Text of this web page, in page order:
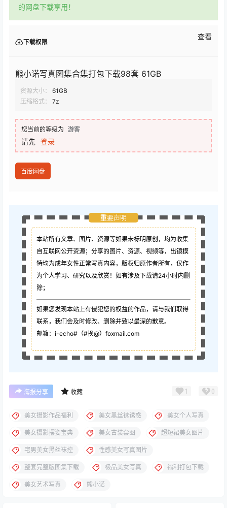
的网盘下载享用！
下载权限
查看
熊小诺写真图集合集打包下载98套 61GB
资源大小：
61GB
压缩格式：
7z
您当前的等级为 游客
请先 登录
百度网盘
重要声明
本站所有文章、图片、资源等如果未标明原创，均为收集
自互联网公开资源； 分享的图片、资源、视频等，出镜模
特均为成年女性正常写真内容，版权归原作者所有，仅作
为个人学习、研究以及欣赏！如有涉及下载请24小时内删
除；
如果您发现本站上有侵犯您的权益的作品，请与我们取得
联系，我们会及时修改、删除并致以最深的歉意。
邮箱：i-echo#（#换@）foxmail.com
海报分享 收藏 1 0
美女摄影作品福利 美女黑丝袜诱惑 美女个人写真
美女摄影摆姿宝典 美女古装套图 超短裙美女图片
宅男美女黑丝袜控 性感美女写真图片
整套完整版图集下载 极品美女写真 福利打包下载
美女艺术写真 熊小诺